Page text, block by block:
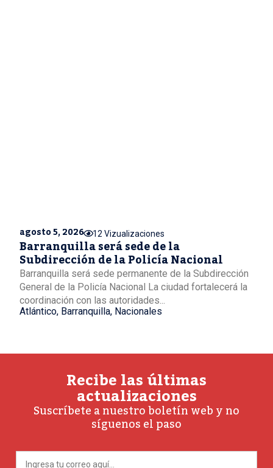
agosto 5, 2026 12 Vizualizaciones
Barranquilla será sede de la
Subdirección de la Policía Nacional
Barranquilla será sede permanente de la Subdirección
General de la Policía Nacional La ciudad fortalecerá la
coordinación con las autoridades...
Atlántico, Barranquilla, Nacionales
Recibe las últimas
actualizaciones
Suscríbete a nuestro boletín web y no
síguenos el paso